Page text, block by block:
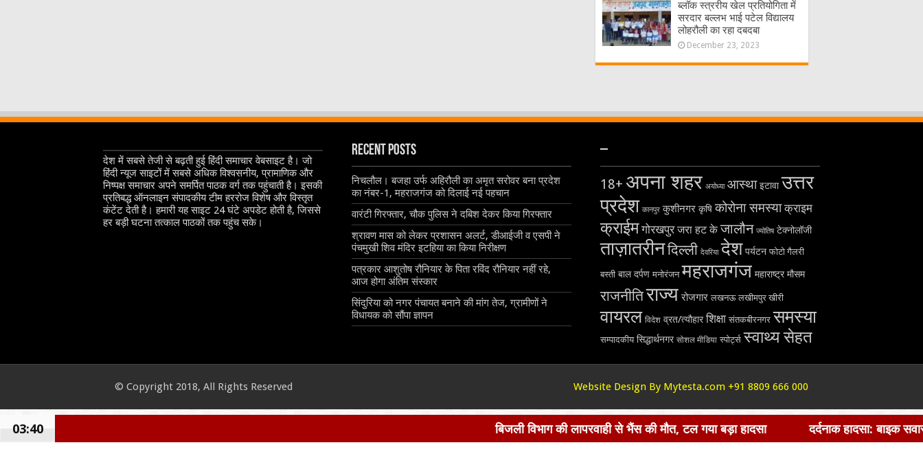
ब्लॉक स्त्ररीय खेल प्रतियोगिता में
सरदार बल्लभ भाई पटेल विद्यालय
लोहरौली का रहा दबदबा
December 23, 2023
देश में सबसे तेजी से बढ़ती हुई हिंदी समाचार वेबसाइट है। जो
हिंदी न्यूज साइटों में सबसे अधिक विश्वसनीय, प्रामाणिक और
निष्पक्ष समाचार अपने समर्पित पाठक वर्ग तक पहुंचाती है। इसकी
प्रतिबद्ध ऑनलाइन संपादकीय टीम हररोज विशेष और विस्तृत
कंटेंट देती है। हमारी यह साइट 24 घंटे अपडेट होती है, जिससे
हर बड़ी घटना तत्काल पाठकों तक पहुंच सके।
Recent Posts
निचलौल। बजहा उर्फ अहिरौली का अमृत सरोवर बना प्रदेश
का नंबर-1, महराजगंज को दिलाई नई पहचान
वारंटी गिरफ्तार, चौक पुलिस ने दबिश देकर किया गिरफ्तार
श्रावण मास को लेकर प्रशासन अलर्ट, डीआईजी व एसपी ने
पंचमुखी शिव मंदिर इटहिया का किया निरीक्षण
पत्रकार आशुतोष रौनियार के पिता रविंद रौनियार नहीं रहे,
आज होगा अंतिम संस्कार
सिंदुरिया को नगर पंचायत बनाने की मांग तेज, ग्रामीणों ने
विधायक को सौंपा ज्ञापन
–
18+ अपना शहर अयोध्या आस्था इटावा उत्तर
प्रदेश कानपुर कुशीनगर कृषि कोरोना समस्या क्राइम
क्राईम गोरखपुर जरा हट के जालौन ज्योतिष टेक्नोलॉजी
ताज़ातरीनदिल्ली देवरिया देश पर्यटन फोटो गैलरी
बस्ती बाल दर्पण मनोरंजन महराजगंज महाराष्ट्र मौसम
राजनीतिराज्य रोजगार लखनऊ लखीमपुर खीरी
वायरल विदेश व्रत/त्यौहार शिक्षा संतकबीरनगर समस्या
सम्पादकीय सिद्धार्थनगर सोशल मीडिया स्पोर्ट्स स्वाथ्य सेहत
Website Design By Mytesta.com +91 8809 666 000
© Copyright 2018, All Rights Reserved
बिजली विभाग की लापरवाही से भैंस की मौत, टल गया बड़ा हादसा दर्दनाक हादसा: बाइक सवार की
03:40